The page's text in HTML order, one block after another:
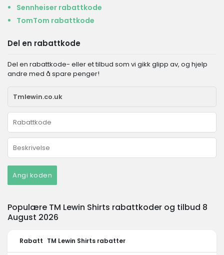
Sennheiser rabattkode
TomTom rabattkode
Del en rabattkode
Del en rabattkode- eller et tilbud som vi gikk glipp av, og hjelp
andre med å spare penger!
Angi koden
Populære TM Lewin Shirts rabattkoder og tilbud 8
August 2026
Rabatt TM Lewin Shirts rabatter